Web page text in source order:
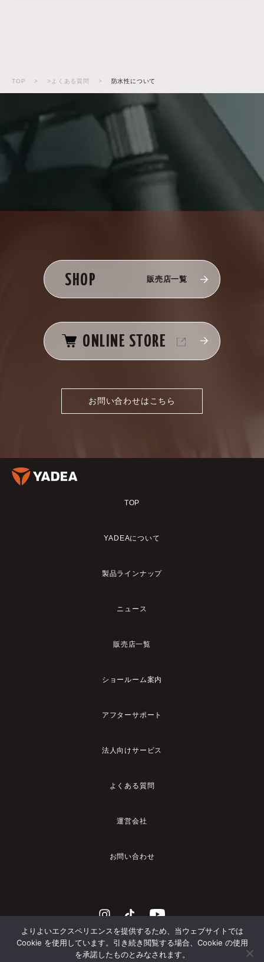
TOP > >よくある質問 > 防水性について
SHOP 販売店一覧
ONLINE STORE
お問い合わせはこちら
TOP
YADEAについて
製品ラインナップ
ニュース
販売店一覧
ショールーム案内
アフターサポート
法人向けサービス
よくある質問
運営会社
お問い合わせ
よりよいエクスペリエンスを提供するため、当ウェブサイトでは
Cookie を使用しています。引き続き閲覧する場合、Cookie の使用
を承諾したものとみなされます。